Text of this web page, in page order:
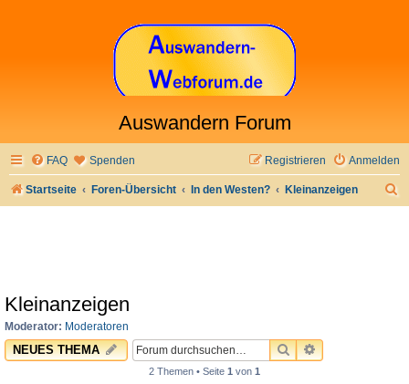
Auswandern Forum
FAQ Spenden Anmelden
Registrieren
Startseite Foren-Übersicht In den Westen? Kleinanzeigen
Kleinanzeigen
Moderator: Moderatoren
NEUES THEMA SUCHEERWEITERTE
2 Themen • Seite 1 von 1